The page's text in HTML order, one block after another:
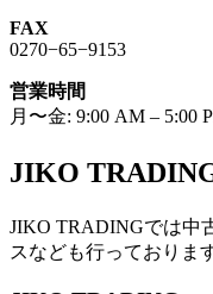
FAX
0270−65−9153
営業時間
月〜金: 9:00 AM – 5:00
JIKO
JIKO TRADINGでは中
スなども行っておりま